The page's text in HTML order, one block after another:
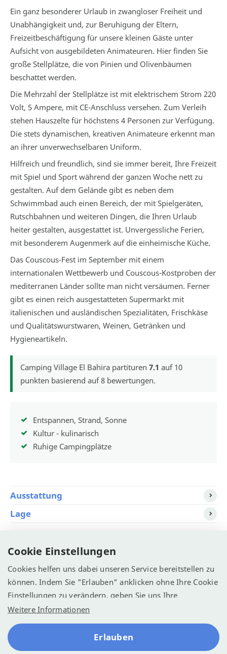
Ein ganz besonderer Urlaub in zwangloser Freiheit und
Unabhängigkeit und, zur Beruhigung der Eltern,
Freizeitbeschäftigung für unsere kleinen Gäste unter
Aufsicht von ausgebildeten Animateuren. Hier finden Sie
große Stellplätze, die von Pinien und Olivenbäumen
beschattet werden.
Die Mehrzahl der Stellplätze ist mit elektrischem Strom 220
Volt, 5 Ampere, mit CE-Anschluss versehen. Zum Verleih
stehen Hauszelte für höchstens 4 Personen zur Verfügung.
Die stets dynamischen, kreativen Animateure erkennt man
an ihrer unverwechselbaren Uniform.
Hilfreich und freundlich, sind sie immer bereit, Ihre Freizeit
mit Spiel und Sport während der ganzen Woche nett zu
gestalten. Auf dem Gelände gibt es neben dem
Schwimmbad auch einen Bereich, der mit Spielgeräten,
Rutschbahnen und weiteren Dingen, die Ihren Urlaub
heiter gestalten, ausgestattet ist. Unvergessliche Ferien,
mit besonderem Augenmerk auf die einheimische Küche.
Das Couscous-Fest im September mit einem
internationalen Wettbewerb und Couscous-Kostproben der
mediterranen Länder sollte man nicht versäumen. Ferner
gibt es einen reich ausgestatteten Supermarkt mit
italienischen und ausländischen Spezialitäten, Frischkäse
und Qualitätswurstwaren, Weinen, Getränken und
Hygieneartikeln.
Camping Village El Bahira partituren 7.1 auf 10
punkten basierend auf8 bewertungen.
Entspannen, Strand, Sonne
Kultur - kulinarisch
Ruhige Campingplätze
Ausstattung
Lage
Alle aanbieders
Campings.com >
Vacanceselect >
© Recreatie Media 2026
Cookie Einstellungen
Cookies helfen uns dabei unseren Service bereitstellen zu
können. Indem Sie "Erlauben" anklicken ohne Ihre Cookie
Einstellungen zu verändern, geben Sie uns Ihre
Einwilligung Cookies zu verwenden.
Weitere Informationen
Erlauben